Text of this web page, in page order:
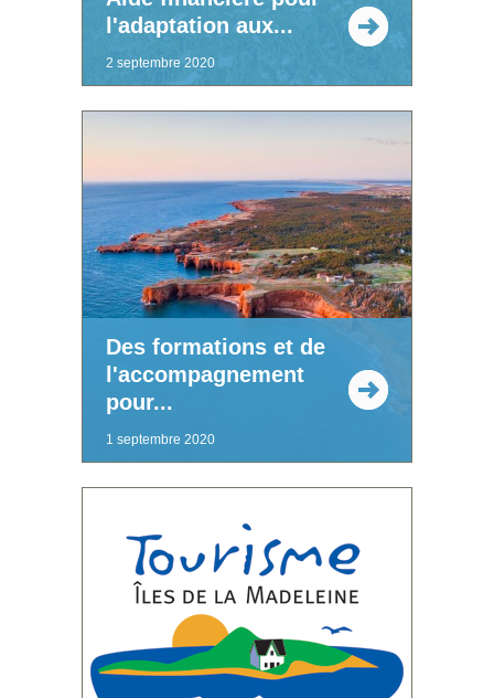
l'adaptation aux...
2 septembre 2020
Des formations et de
l'accompagnement
pour...
1 septembre 2020